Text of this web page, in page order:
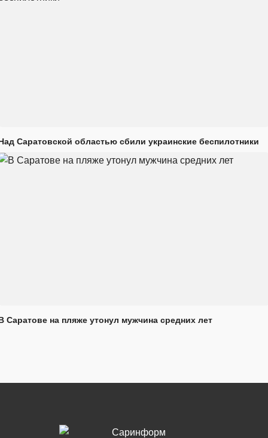
Саратовской областью сбили украинские беспилотники
Саратове на пляже утонул мужчина средних лет